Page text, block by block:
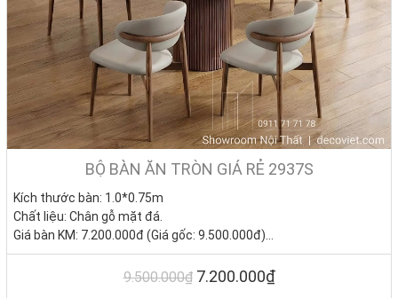
Sự khác biệt trong thiết kế của bàn ăn vuông đã góp phần tạo nên
nét đẹp tinh tế, hiện đại nhưng không kém phần sang trọng cho
gian bếp. Nếu những bộ bàn ăn tròn tượng trưng cho sự ấm cúng và
gắn kết thì mẫu bàn ăn vuông nhỏ lại mang ý nghĩa yên bình và ổn
định cho tổ ẩm. Bàn ăn vuông tại Nhà Decor có đa dạng kiểu dáng và
chất liệu phù hợp với nhiều căn bếp hiện nay. Những mẫu bàn ăn
vuông mặt đá, bàn ăn gỗ vuông, bàn ăn inox vuông,… đang là những
sản phẩm được quý khách hàng yêu thích nhất tại cửa hàng chúng
BỘ BÀN ĂN TRÒN GIÁ RẺ 2937S
Kích thước bàn: 1.0*0.75m
Chất liệu: Chân gỗ mặt đá.
Giá bàn KM: 7.200.000đ (Giá gốc: 9.500.000đ)
Giá ghế KM: 1.590.000đ/ Cái (Giá gốc 2.800.000đ)
Giá trọn bộ 4 ghế: 13.560.000đ
9.500.000₫ 7.200.000₫